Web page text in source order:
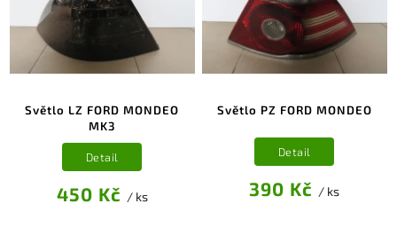
Světlo LZ FORD MONDEO
MK3
450 Kč / ks
Detail
Světlo PZ FORD MONDEO
390 Kč / ks
Detail